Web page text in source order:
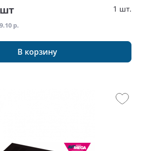
1 шт.
р.
В корзину